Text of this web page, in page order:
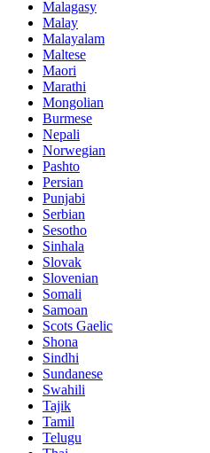
Malagasy
Malay
Malayalam
Maltese
Maori
Marathi
Mongolian
Burmese
Nepali
Norwegian
Pashto
Persian
Punjabi
Serbian
Sesotho
Sinhala
Slovak
Slovenian
Somali
Samoan
Scots Gaelic
Shona
Sindhi
Sundanese
Swahili
Tajik
Tamil
Telugu